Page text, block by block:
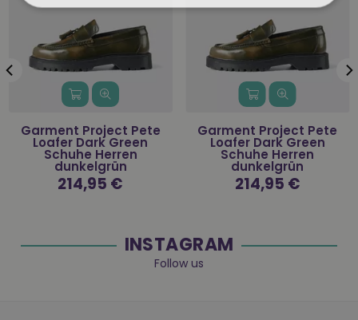
Garment Project Pete
Loafer Dark Green
Schuhe Herren
dunkelgrün
Normaler
Preis
214,95 €
Garment Project Pete
Loafer Dark Green
Schuhe Herren
dunkelgrün
Normaler
Preis
214,95 €
INSTAGRAM
Follow us